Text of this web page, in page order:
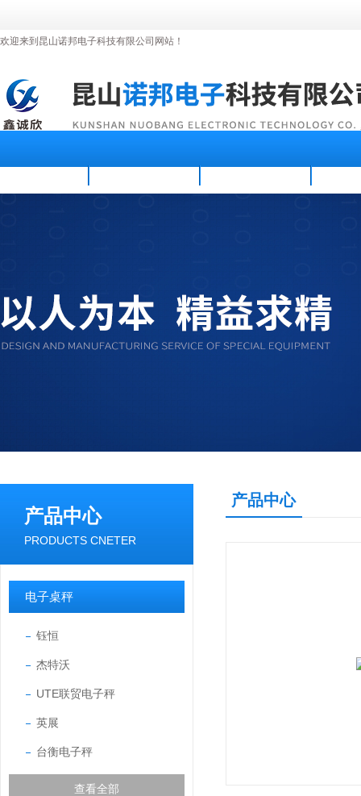
欢迎来到昆山诺邦电子科技有限公司网站！
产品中心
PRODUCTS CNETER
电子桌秤
钰恒
杰特沃
UTE联贸电子秤
英展
台衡电子秤
查看全部
产品中心